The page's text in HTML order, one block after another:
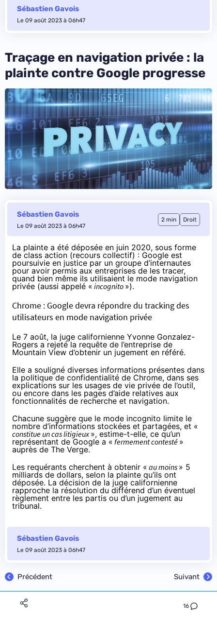
16
Sébastien Gavois
Le 09 août 2023 à 06h47
Traçage en navigation privée : la
plainte contre Google progresse
Sébastien Gavois
Le 09 août 2023 à 06h47
2 min Droit
La plainte a été déposée en juin 2020, sous forme
de class action (recours collectif) : Google est
poursuivie en justice par un groupe d’internautes
pour avoir permis aux entreprises de les tracer,
quand bien même ils utilisaient le mode navigation
privée (aussi appelé « incognito »).
Chrome : Google devra répondre du tracking des
utilisateurs en mode navigation privée
Le 7 août, la juge californienne Yvonne Gonzalez-
Rogers a rejeté la requête de l’entreprise de
Mountain View d’obtenir un jugement en référé.
Elle a souligné diverses informations présentes dans
la politique de confidentialité de Chrome, dans ses
explications sur les usages de vie privée de l’outil,
ou encore dans les pages d’aide relatives aux
fonctionnalités de recherche et navigation.
Chacune suggère que le mode incognito limite le
nombre d’informations stockées et partagées, et «
constitue un cas litigieux», estime-t-elle, ce qu’un
représentant de Google a « fermement contesté »
auprès de The Verge.
Les requérants cherchent à obtenir « au moins » 5
milliards de dollars, selon la plainte qu’ils ont
déposée. La décision de la juge californienne
rapproche la résolution du différend d’un éventuel
règlement entre les partis ou d’un jugement au
tribunal.
Sébastien Gavois
Le 09 août 2023 à 06h47
Précédent Suivant